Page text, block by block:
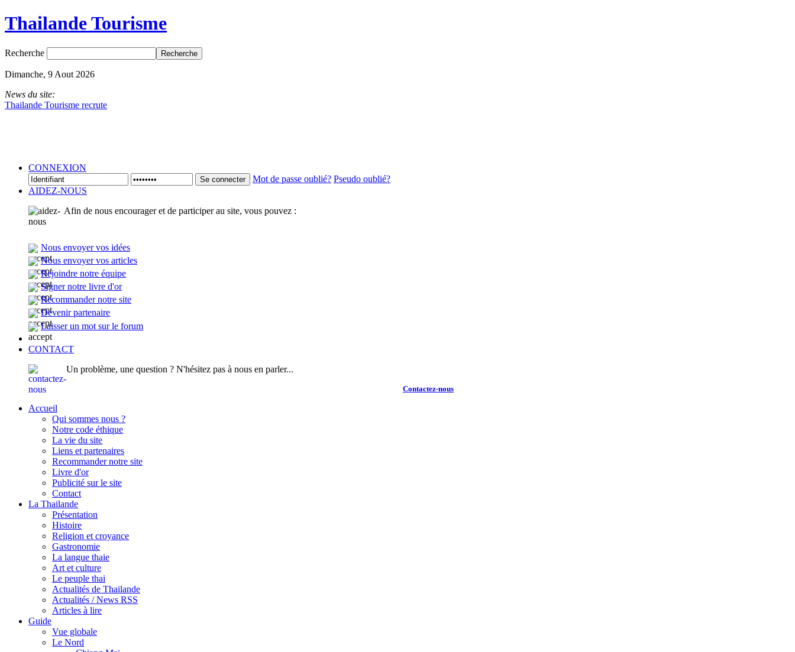
Thailande Tourisme
Recherche
Dimanche, 9 Aout 2026
News du site:
Thailande Tourisme recrute
CONNEXION
Se connecter Mot de passe oublié? Pseudo oublié?
AIDEZ-NOUS
Afin de nous encourager et de participer au site, vous pouvez :
Nous envoyer vos idées
Nous envoyer vos articles
Rejoindre notre équipe
Signer notre livre d'or
Recommander notre site
Devenir partenaire
Laisser un mot sur le forum
CONTACT
Un problème, une question ? N'hésitez pas à nous en parler...
Contactez-nous
Accueil
Qui sommes nous ?
Notre code éthique
La vie du site
Liens et partenaires
Recommander notre site
Livre d'or
Publicité sur le site
Contact
La Thailande
Présentation
Histoire
Religion et croyance
Gastronomie
La langue thaie
Art et culture
Le peuple thai
Actualités de Thailande
Actualités / News RSS
Articles à lire
Guide
Vue globale
Le Nord